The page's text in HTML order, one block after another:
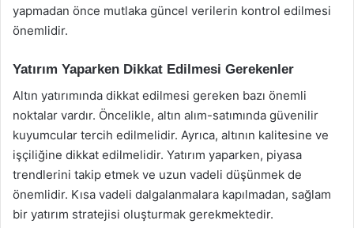
yapmadan önce mutlaka güncel verilerin kontrol edilmesi
önemlidir.
Yatırım Yaparken Dikkat Edilmesi Gerekenler
Altın yatırımında dikkat edilmesi gereken bazı önemli
noktalar vardır. Öncelikle, altın alım-satımında güvenilir
kuyumcular tercih edilmelidir. Ayrıca, altının kalitesine ve
işçiliğine dikkat edilmelidir. Yatırım yaparken, piyasa
trendlerini takip etmek ve uzun vadeli düşünmek de
önemlidir. Kısa vadeli dalgalanmalara kapılmadan, sağlam
bir yatırım stratejisi oluşturmak gerekmektedir.